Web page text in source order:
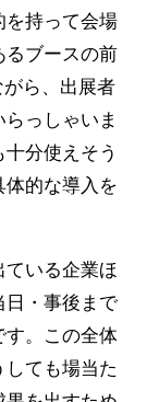
を持って会場
るブースの前
ら、出展者
っしゃいま
分使えそう
体的な導入を
いる企業ほ
日・事後まで
す。この全体
ても場当た